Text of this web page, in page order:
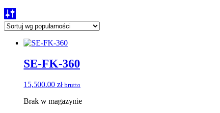
SE-FK-360
15,500.00 zł brutto
Brak w magazynie